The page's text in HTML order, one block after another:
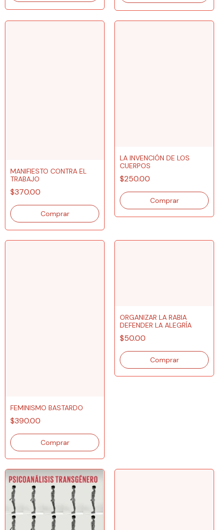
MANIFIESTO CONTRA EL
TRABAJO
$370.00
LA INVENCIÓN DE LOS
CUERPOS
$250.00
FEMINISMO BASTARDO
$390.00
ORGANIZAR LA RABIA
DEFENDER LA ALEGRÍA
$50.00